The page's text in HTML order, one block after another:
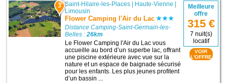
3 Saint-Hilaire-les-Places Haute-Vienne
Limousin
Flower Camping l'Air du Lac
Distance Camping-Saint-Germain-les-
Belles :26km
Le Flower Camping l'Air du Lac vous
accueille au bord d’un superbe lac, offrant
une piscine extérieure avec vue sur la
nature et un espace de baignade sécurisé
pour les enfants. Les plus jeunes profitent
d’un bassin ...
Meilleure
offre
315 €
7 nuit(s)
locatif
VOIR
L'OFFRE